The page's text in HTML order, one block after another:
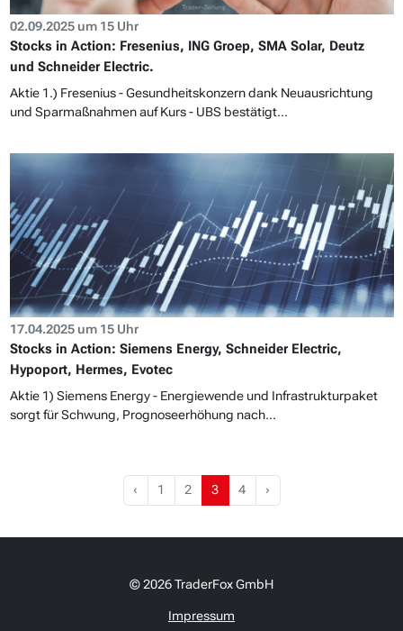
02.09.2025 um 15 Uhr
Stocks in Action: Fresenius, ING Groep, SMA Solar, Deutz
und Schneider Electric.
Aktie 1.) Fresenius - Gesundheitskonzern dank Neuausrichtung
und Sparmaßnahmen auf Kurs - UBS bestätigt...
17.04.2025 um 15 Uhr
Stocks in Action: Siemens Energy, Schneider Electric,
Hypoport, Hermes, Evotec
Aktie 1) Siemens Energy - Energiewende und Infrastrukturpaket
sorgt für Schwung, Prognoseerhöhung nach...
‹ 1 2 3 4 ›
© 2026 TraderFox GmbH
Impressum